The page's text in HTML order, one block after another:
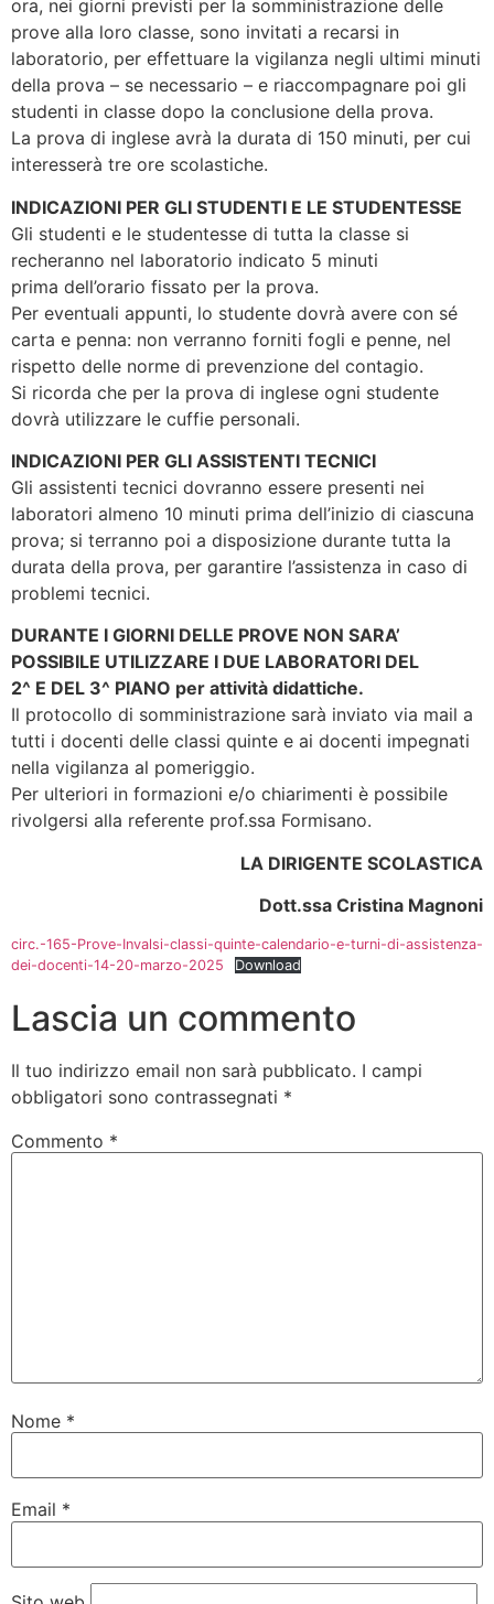
ora, nei giorni previsti per la somministrazione delle
prove alla loro classe, sono invitati a recarsi in
laboratorio, per effettuare la vigilanza negli ultimi minuti
della prova – se necessario – e riaccompagnare poi gli
studenti in classe dopo la conclusione della prova.
La prova di inglese avrà la durata di 150 minuti, per cui
interesserà tre ore scolastiche.
INDICAZIONI PER GLI STUDENTI E LE STUDENTESSE
Gli studenti e le studentesse di tutta la classe si
recheranno nel laboratorio indicato 5 minuti
prima dell’orario fissato per la prova.
Per eventuali appunti, lo studente dovrà avere con sé
carta e penna: non verranno forniti fogli e penne, nel
rispetto delle norme di prevenzione del contagio.
Si ricorda che per la prova di inglese ogni studente
dovrà utilizzare le cuffie personali.
INDICAZIONI PER GLI ASSISTENTI TECNICI
Gli assistenti tecnici dovranno essere presenti nei
laboratori almeno 10 minuti prima dell’inizio di ciascuna
prova; si terranno poi a disposizione durante tutta la
durata della prova, per garantire l’assistenza in caso di
problemi tecnici.
DURANTE I GIORNI DELLE PROVE NON SARA’
POSSIBILE UTILIZZARE I DUE LABORATORI DEL
2^ E DEL 3^ PIANO per attività didattiche.
Il protocollo di somministrazione sarà inviato via mail a
tutti i docenti delle classi quinte e ai docenti impegnati
nella vigilanza al pomeriggio.
Per ulteriori in formazioni e/o chiarimenti è possibile
rivolgersi alla referente prof.ssa Formisano.
LA DIRIGENTE SCOLASTICA
Dott.ssa Cristina Magnoni
circ.-165-Prove-Invalsi-classi-quinte-calendario-e-turni-di-assistenza-
dei-docenti-14-20-marzo-2025
Download
Lascia un commento
Il tuo indirizzo email non sarà pubblicato. I campi
obbligatori sono contrassegnati *
Commento *
Nome *
Email *